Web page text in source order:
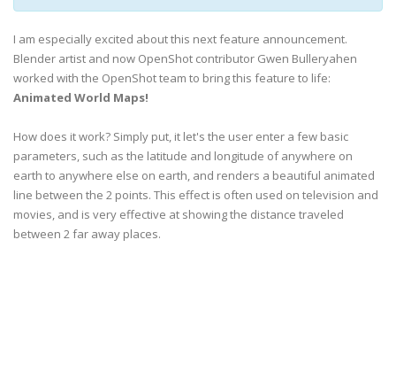
I am especially excited about this next feature announcement.
Blender artist and now OpenShot contributor Gwen Bulleryahen
worked with the OpenShot team to bring this feature to life:
Animated World Maps!
How does it work? Simply put, it let's the user enter a few basic
parameters, such as the latitude and longitude of anywhere on
earth to anywhere else on earth, and renders a beautiful animated
line between the 2 points. This effect is often used on television and
movies, and is very effective at showing the distance traveled
between 2 far away places.